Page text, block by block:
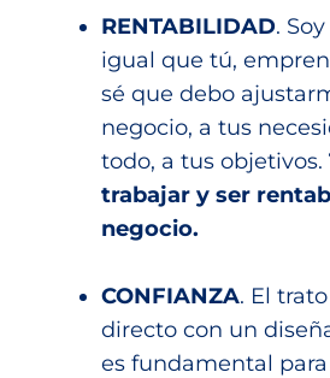
RENTABILIDAD.
igual que tú,
sé que debo
negocio, a tus
todo, a tus objetivos.
trabajar y ser
negocio.
CONFIANZA. El
directo con un
es fundamental